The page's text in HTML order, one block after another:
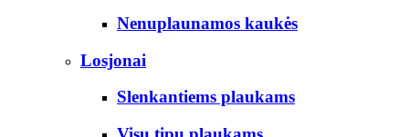
Nenuplaunamos kaukės
Losjonai
Slenkantiems plaukams